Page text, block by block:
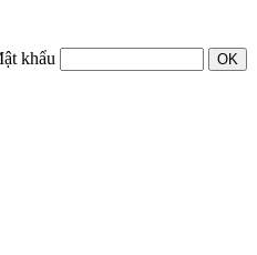
khẩu